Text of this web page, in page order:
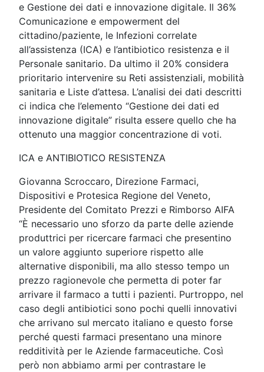
e Gestione dei dati e innovazione digitale. Il 36%
Comunicazione e empowerment del
cittadino/paziente, le Infezioni correlate
all’assistenza (ICA) e l’antibiotico resistenza e il
Personale sanitario. Da ultimo il 20% considera
prioritario intervenire su Reti assistenziali, mobilità
sanitaria e Liste d’attesa. L’analisi dei dati descritti
ci indica che l’elemento “Gestione dei dati ed
innovazione digitale” risulta essere quello che ha
ottenuto una maggior concentrazione di voti.
ICA e ANTIBIOTICO RESISTENZA
Giovanna Scroccaro, Direzione Farmaci,
Dispositivi e Protesica Regione del Veneto,
Presidente del Comitato Prezzi e Rimborso AIFA
“È necessario uno sforzo da parte delle aziende
produttrici per ricercare farmaci che presentino
un valore aggiunto superiore rispetto alle
alternative disponibili, ma allo stesso tempo un
prezzo ragionevole che permetta di poter far
arrivare il farmaco a tutti i pazienti. Purtroppo, nel
caso degli antibiotici sono pochi quelli innovativi
che arrivano sul mercato italiano e questo forse
perché questi farmaci presentano una minore
redditività per le Aziende farmaceutiche. Così
però non abbiamo armi per contrastare le